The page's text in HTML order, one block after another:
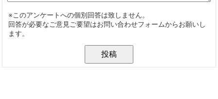
※このアンケートへの個別回答は致しません。
回答が必要なご意見ご要望はお問い合わせフォームからお願いし
ます。